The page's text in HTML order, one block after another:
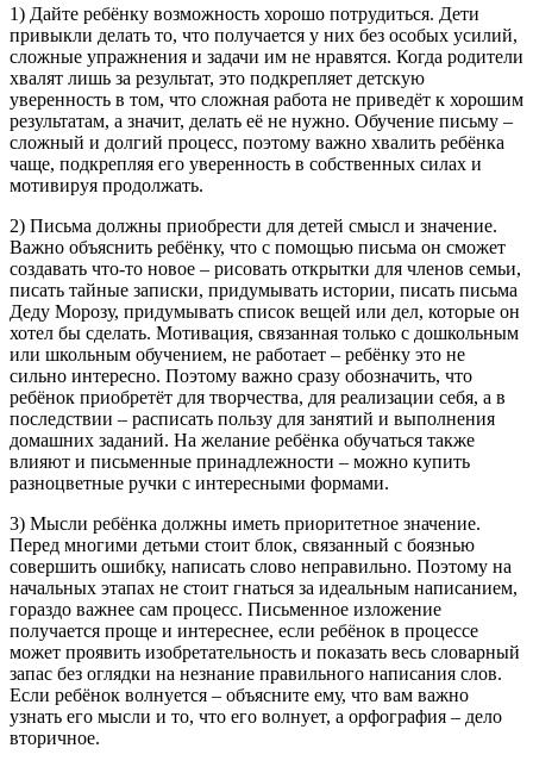
1) Дайте ребёнку возможность хорошо потрудиться. Дети
привыкли делать то, что получается у них без особых усилий,
сложные упражнения и задачи им не нравятся. Когда родители
хвалят лишь за результат, это подкрепляет детскую
уверенность в том, что сложная работа не приведёт к хорошим
результатам, а значит, делать её не нужно. Обучение письму –
сложный и долгий процесс, поэтому важно хвалить ребёнка
чаще, подкрепляя его уверенность в собственных силах и
мотивируя продолжать.
2) Письма должны приобрести для детей смысл и значение.
Важно объяснить ребёнку, что с помощью письма он сможет
создавать что-то новое – рисовать открытки для членов семьи,
писать тайные записки, придумывать истории, писать письма
Деду Морозу, придумывать список вещей или дел, которые он
хотел бы сделать. Мотивация, связанная только с дошкольным
или школьным обучением, не работает – ребёнку это не
сильно интересно. Поэтому важно сразу обозначить, что
ребёнок приобретёт для творчества, для реализации себя, а в
последствии – расписать пользу для занятий и выполнения
домашних заданий. На желание ребёнка обучаться также
влияют и письменные принадлежности – можно купить
разноцветные ручки с интересными формами.
3) Мысли ребёнка должны иметь приоритетное значение.
Перед многими детьми стоит блок, связанный с боязнью
совершить ошибку, написать слово неправильно. Поэтому на
начальных этапах не стоит гнаться за идеальным написанием,
гораздо важнее сам процесс. Письменное изложение
получается проще и интереснее, если ребёнок в процессе
может проявить изобретательность и показать весь словарный
запас без оглядки на незнание правильного написания слов.
Если ребёнок волнуется – объясните ему, что вам важно
узнать его мысли и то, что его волнует, а орфография – дело
вторичное.